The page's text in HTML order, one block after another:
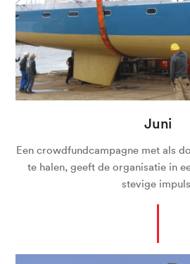
Juni
Een crowdfundcampagne met als
te halen, geeft de organisatie in
stevige